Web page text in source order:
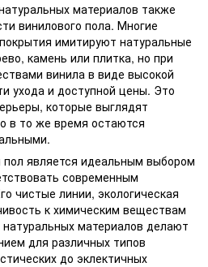
материалов также
винилового пола. Многие
имитируют натуральные
камень или плитка, но при
винила в виде высокой
ухода и доступной цены. Это
которые выглядят
в то же время остаются
является идеальным выбором
современным
чистые линии, экологическая
к химическим веществам
материалов делают
для различных типов
до эклектичных